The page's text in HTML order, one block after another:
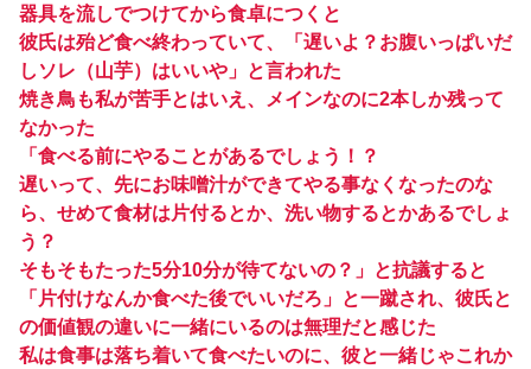
器具を流しでつけてから食卓につくと
彼氏は殆ど食べ終わっていて、「遅いよ？お腹いっぱいだ
しソレ（山芋）はいいや」と言われた
焼き鳥も私が苦手とはいえ、メインなのに2本しか残って
なかった
「食べる前にやることがあるでしょう！？
遅いって、先にお味噌汁ができてやる事なくなったのな
ら、せめて食材は片付るとか、洗い物するとかあるでしょ
う？
そもそもたった5分10分が待てないの？」と抗議すると
「片付けなんか食べた後でいいだろ」と一蹴され、彼氏と
の価値観の違いに一緒にいるのは無理だと感じた
私は食事は落ち着いて食べたいのに、彼と一緒じゃこれか